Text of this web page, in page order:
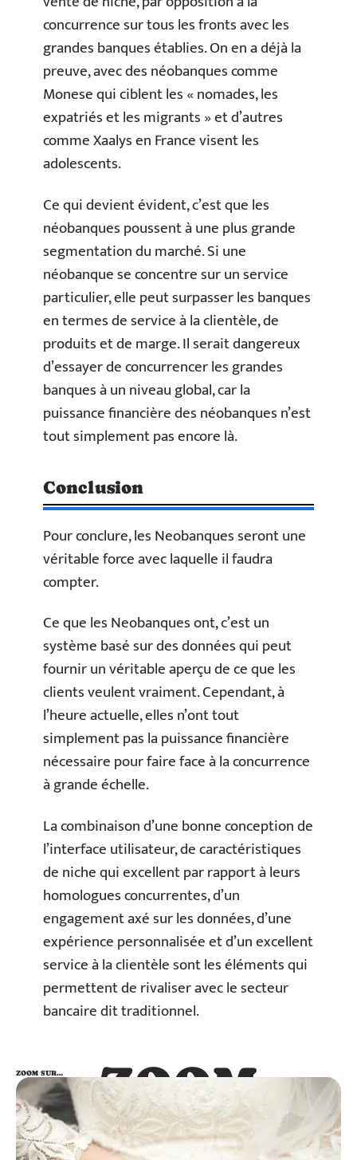
concurrence sur tous les fronts avec les
grandes banques établies. On en a déjà la
preuve, avec des néobanques comme
Monese qui ciblent les « nomades, les
expatriés et les migrants » et d’autres
comme Xaalys en France visent les
adolescents.
Ce qui devient évident, c’est que les
néobanques poussent à une plus grande
segmentation du marché. Si une
néobanque se concentre sur un service
particulier, elle peut surpasser les banques
en termes de service à la clientèle, de
produits et de marge. Il serait dangereux
d’essayer de concurrencer les grandes
banques à un niveau global, car la
puissance financière des néobanques n’est
tout simplement pas encore là.
Conclusion
Pour conclure, les Neobanques seront une
véritable force avec laquelle il faudra
compter.
Ce que les Neobanques ont, c’est un
système basé sur des données qui peut
fournir un véritable aperçu de ce que les
clients veulent vraiment. Cependant, à
l’heure actuelle, elles n’ont tout
simplement pas la puissance financière
nécessaire pour faire face à la concurrence
à grande échelle.
La combinaison d’une bonne conception de
l’interface utilisateur, de caractéristiques
de niche qui excellent par rapport à leurs
homologues concurrentes, d’un
engagement axé sur les données, d’une
expérience personnalisée et d’un excellent
service à la clientèle sont les éléments qui
permettent de rivaliser avec le secteur
bancaire dit traditionnel.
ZOOM
SUR…
ZOOM SUR…